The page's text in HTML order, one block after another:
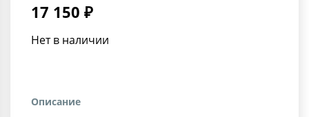
17 150 ₽
Нет в наличии
Описание